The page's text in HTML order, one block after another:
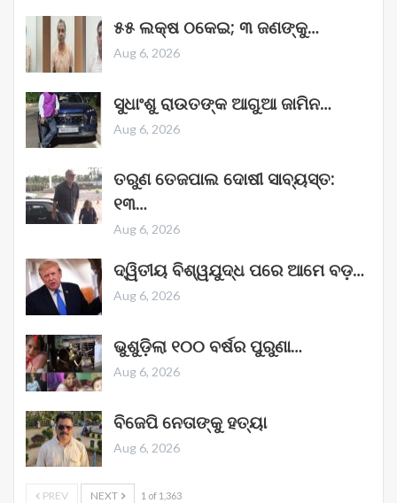
୫୫ ଲକ୍ଷ ଠକେଇ; ୩ ଜଣଙ୍କୁ…
Aug 6, 2026
ସୁଧାଂଶୁ ରାଉତଙ୍କ ଆଗୁଆ ଜାମିନ…
Aug 6, 2026
ତରୁଣ ତେଜପାଲ ଦୋଷୀ ସାବ୍ୟସ୍ତ:
୧୩…
Aug 6, 2026
ଦ୍ୱିତୀୟ ବିଶ୍ୱଯୁଦ୍ଧ ପରେ ଆମେ ବଡ଼…
Aug 6, 2026
ଭୁଶୁଡ଼ିଲା ୧୦୦ ବର୍ଷର ପୁରୁଣା…
Aug 6, 2026
ବିଜେପି ନେତାଙ୍କୁ ହତ୍ୟା
Aug 6, 2026
PREV NEXT 1 of 1,363